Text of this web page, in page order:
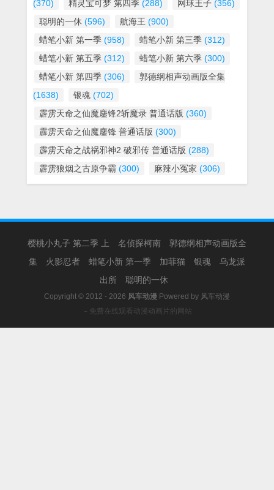
(370)
精灵宝可梦 第四季 (288) 网球王子 (356)
聪明的一休 (596) 航海王 (900)
蜡笔小新 第一季 (958) 蜡笔小新 第三季 (312)
蜡笔小新 第五季 (312) 蜡笔小新 第六季 (300)
蜡笔小新 第四季 (306)
郭德纲相声动画版全集
(1638)
银魂 (702)
霹雳天命之仙魔鏖锋2斩魔录 普通话版 (360)
霹雳天命之仙魔鏖锋 普通话版 (300)
霹雳天命之战祸邪神2 破邪传 普通话版 (288)
霹雳狼烟之古原争霸 (300) 麻辣小冤家 (306)
樱桃小丸子 第二季 上 名侦探柯南
郭德纲相声动画版全
集
火影忍者 蜡笔小新 第一季 加菲猫 银魂
乌龙派
出所
聪明的一休
Copyright © 2012 - 2026 风车动漫 Powered by 风车动漫
－免费在线观看动漫动画片的网站